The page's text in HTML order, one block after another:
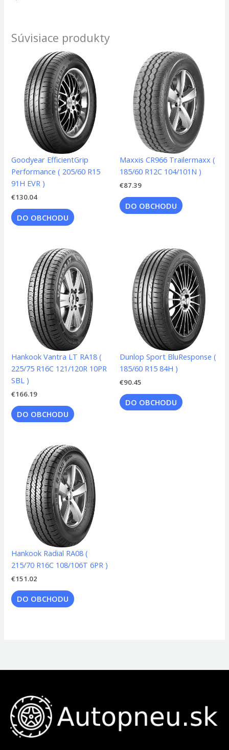
Súvisiace produkty
Goodyear EfficientGrip
Performance ( 205/60 R15
91H EVR )
€130.04
DO OBCHODU
Maxxis CR966 Trailermaxx (
185/60 R12C 104/101N )
€87.39
DO OBCHODU
Hankook Vantra LT RA18 (
225/75 R16C 121/120R 10PR
SBL )
€166.19
DO OBCHODU
Dunlop Sport BluResponse (
185/60 R15 84H )
€90.45
DO OBCHODU
Hankook Radial RA08 (
215/70 R16C 108/106T 6PR )
€151.02
DO OBCHODU